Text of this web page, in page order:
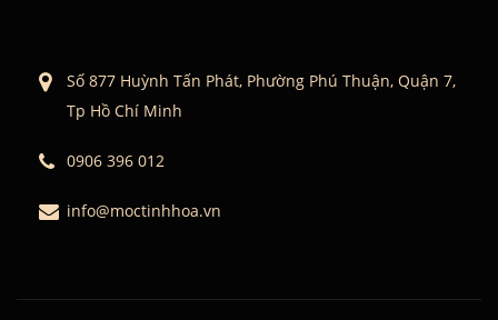
Số 877 Huỳnh Tấn Phát, Phường Phú Thuận, Quận 7,
Tp Hồ Chí Minh
0906 396 012
info@moctinhhoa.vn